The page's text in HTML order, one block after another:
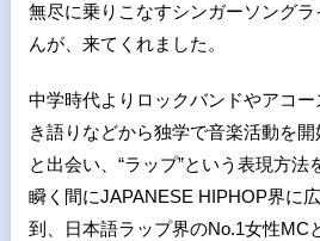
無尽に乗りこなすシンガーソング
んが、来てくれました。
中学時代よりロックバンドやアコ
き語りなどから独学で音楽活動を
と出会い、“ラップ”という表現方
瞬く間にJAPANESE HIPHOP界に
到、日本語ラップ界のNo.1女性MC